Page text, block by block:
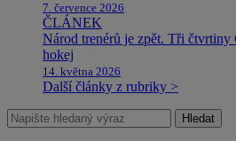
7. července 2026
ČLÁNEK
Národ trenérů je zpět. Tři čtvrtiny
hokej
14. května 2026
Další články z rubriky >
Hledat